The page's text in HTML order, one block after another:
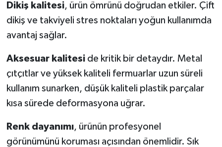
Dikiş kalitesi, ürün ömrünü doğrudan etkiler. Çift
dikiş ve takviyeli stres noktaları yoğun kullanımda
avantaj sağlar.
Aksesuar kaliteside kritik bir detaydır. Metal
çıtçıtlar ve yüksek kaliteli fermuarlar uzun süreli
kullanım sunarken, düşük kaliteli plastik parçalar
kısa sürede deformasyona uğrar.
Renk dayanımı, ürünün profesyonel
görünümünü koruması açısından önemlidir. Sık